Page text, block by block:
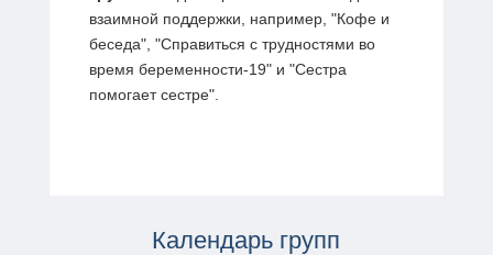
взаимной поддержки, например, "Кофе и
беседа", "Справиться с трудностями во
время беременности-19" и "Сестра
помогает сестре".
Календарь групп